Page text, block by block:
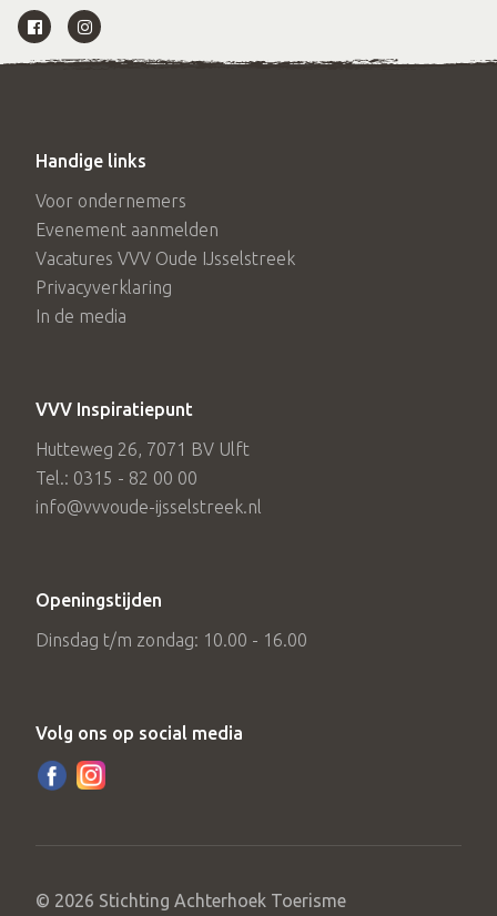
Handige links
Voor ondernemers
Evenement aanmelden
Vacatures VVV Oude IJsselstreek
Privacyverklaring
In de media
VVV Inspiratiepunt
Hutteweg 26, 7071 BV Ulft
Tel.: 0315 - 82 00 00
info@vvvoude-ijsselstreek.nl
Openingstijden
Dinsdag t/m zondag: 10.00 - 16.00
Volg ons op social media
© 2026 Stichting Achterhoek Toerisme